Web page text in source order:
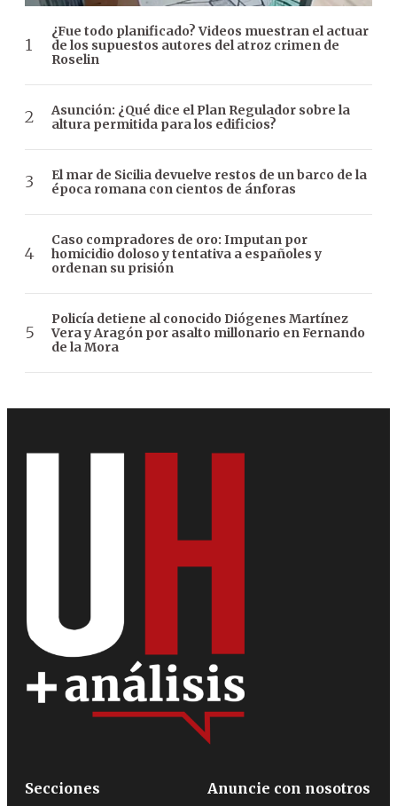
¿Fue todo planificado? Videos muestran el actuar
de los supuestos autores del atroz crimen de
Roselin
Asunción: ¿Qué dice el Plan Regulador sobre la
altura permitida para los edificios?
El mar de Sicilia devuelve restos de un barco de la
época romana con cientos de ánforas
Caso compradores de oro: Imputan por
homicidio doloso y tentativa a españoles y
ordenan su prisión
Policía detiene al conocido Diógenes Martínez
Vera y Aragón por asalto millonario en Fernando
de la Mora
Secciones
Anuncie con nosotros